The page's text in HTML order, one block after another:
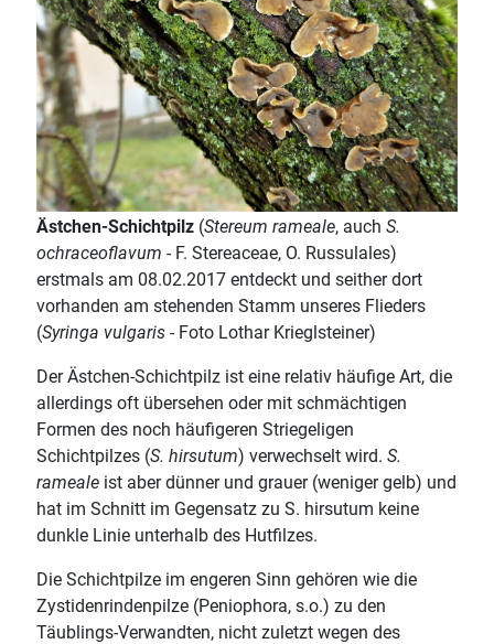
Ästchen-Schichtpilz (Stereum rameale, auch S.
ochraceoflavum - F. Stereaceae, O. Russulales)
erstmals am 08.02.2017 entdeckt und seither dort
vorhanden am stehenden Stamm unseres Flieders
(Syringa vulgaris - Foto Lothar Krieglsteiner)
Der Ästchen-Schichtpilz ist eine relativ häufige Art, die
allerdings oft übersehen oder mit schmächtigen
Formen des noch häufigeren Striegeligen
Schichtpilzes (S. hirsutum) verwechselt wird. S.
rameale ist aber dünner und grauer (weniger gelb) und
hat im Schnitt im Gegensatz zu S. hirsutum keine
dunkle Linie unterhalb des Hutfilzes.
Die Schichtpilze im engeren Sinn gehören wie die
Zystidenrindenpilze (Peniophora, s.o.) zu den
Täublings-Verwandten, nicht zuletzt wegen des